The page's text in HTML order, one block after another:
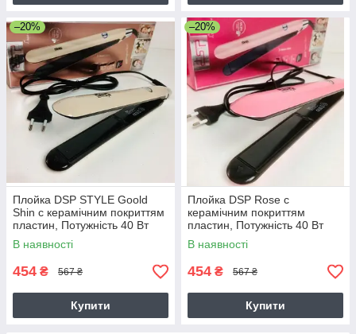
–20%
Плойка DSP STYLE Goold
Shin c керамічним покриттям
пластин, Потужність 40 Вт
утюжок, випрямляч 10052
Gold
В наявності
454 ₴ 567 ₴
Купити
–20%
Плойка DSP Rose c
керамічним покриттям
пластин, Потужність 40 Вт
утюжок, випрямляч 10052
Rose
В наявності
454 ₴ 567 ₴
Купити